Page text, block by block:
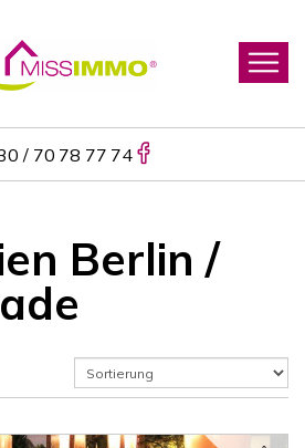
/ 70 78 77 74
Berlin /